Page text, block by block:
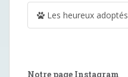
Les heureux adoptés
Notre page Instagram